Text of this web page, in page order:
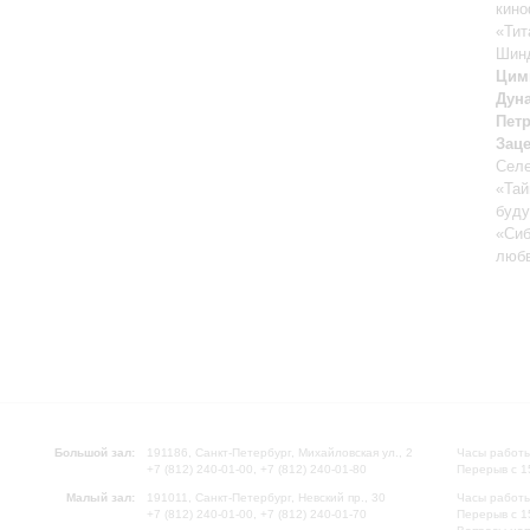
Большой зал:
191186, Санкт-Петербург, Михайловская ул., 2
+7 (812) 240-01-00, +7 (812) 240-01-80
Малый зал:
191011, Санкт-Петербург, Невский пр., 30
+7 (812) 240-01-00, +7 (812) 240-01-70
Часы
Перерыв с
Часы
Перерыв с